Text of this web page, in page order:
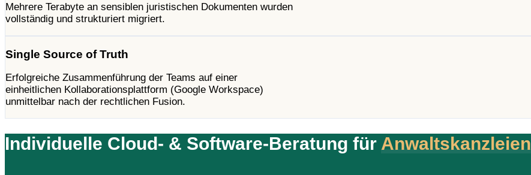
Mehrere Terabyte an sensiblen juristischen Dokumenten wurden
vollständig und strukturiert migriert.
Single Source of Truth
Erfolgreiche Zusammenführung der Teams auf einer
einheitlichen Kollaborationsplattform (Google Workspace)
unmittelbar nach der rechtlichen Fusion.
Individuelle Cloud- & Software-Beratung für Anwaltskanzleien